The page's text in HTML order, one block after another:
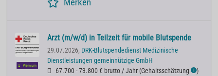
Merken
Premium
Arzt (m/w/d) in Teilzeit für mobile Blutspende
29.07.2026, DRK-Blutspendedienst Medizinische
Dienstleistungen gemeinnützige GmbH
67.700 - 73.800 € brutto / Jahr (Gehaltsschätzung ℹ )